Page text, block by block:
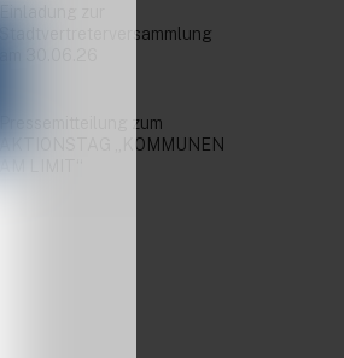
Einladung zur
Stadtvertreterversammlung
Pressemitteilung zum
AKTIONSTAG „KOMMUNEN
AM LIMIT“